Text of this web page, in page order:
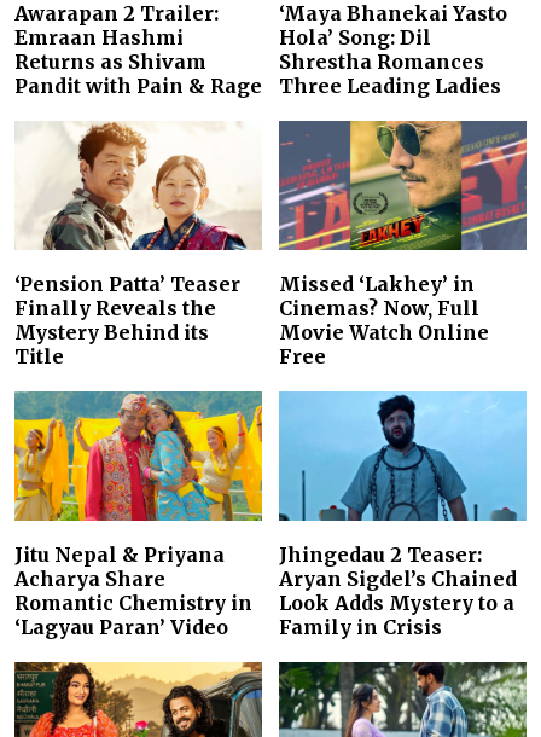
Awarapan 2 Trailer:
Emraan Hashmi
Returns as Shivam
Pandit with Pain & Rage
‘Maya Bhanekai Yasto
Hola’ Song: Dil
Shrestha Romances
Three Leading Ladies
‘Pension Patta’ Teaser
Finally Reveals the
Mystery Behind its
Title
Missed ‘Lakhey’ in
Cinemas? Now, Full
Movie Watch Online
Free
Jitu Nepal & Priyana
Acharya Share
Romantic Chemistry in
‘Lagyau Paran’ Video
Jhingedau 2 Teaser:
Aryan Sigdel’s Chained
Look Adds Mystery to a
Family in Crisis